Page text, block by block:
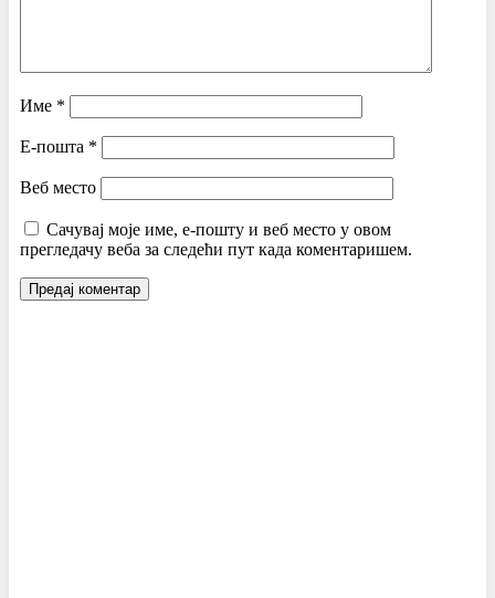
Име *
Е-пошта *
Веб место
Сачувај моје име, е-пошту и веб место у овом
прегледачу веба за следећи пут када коментаришем.